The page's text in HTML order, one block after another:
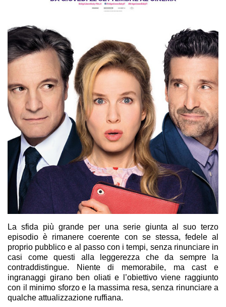
La sfida più grande per una serie giunta al suo terzo
episodio è rimanere coerente con se stessa, fedele al
proprio pubblico e al passo con i tempi, senza rinunciare in
casi come questi alla leggerezza che da sempre la
contraddistingue. Niente di memorabile, ma cast e
ingranaggi girano ben oliati e l’obiettivo viene raggiunto
con il minimo sforzo e la massima resa, senza rinunciare a
qualche attualizzazione ruffiana.